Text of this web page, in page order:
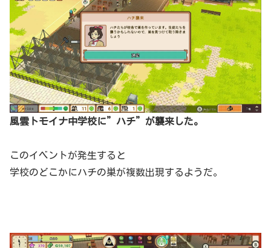
風雲トモイナ中学校に”ハチ”が襲来した。
このイベントが発生すると
学校のどこかにハチの巣が複数出現するようだ。